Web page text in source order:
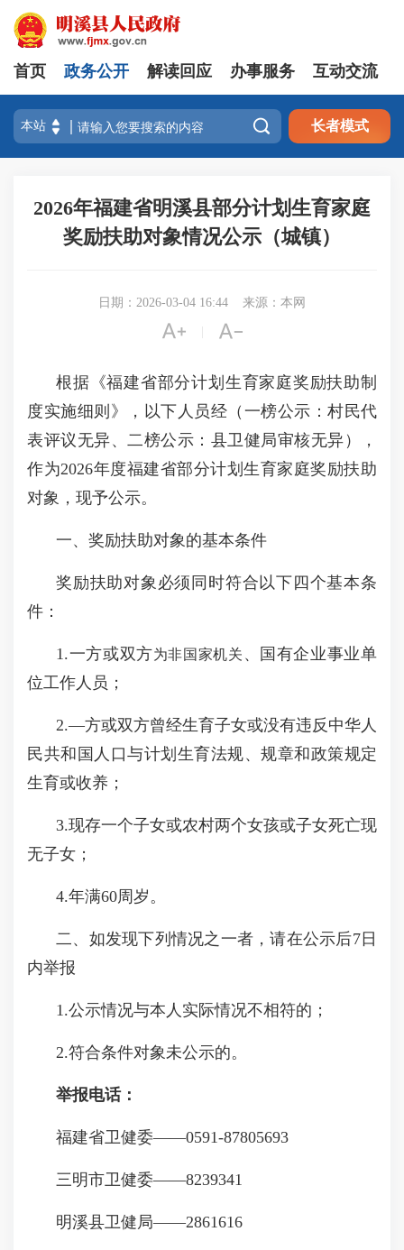
首页 政务公开 解读回应 办事服务 互动交流
 长者模式
2026年福建省明溪县部分计划生育家庭
奖励扶助对象情况公示（城镇）
日期：2026-03-04 16:44 来源：本网
 
根据《福建省部分计划生育家庭奖励扶助制
度实施细则》，以下人员经（一榜公示：村民代
表评议无异、二榜公示：县卫健局审核无异），
作为2026年度福建省部分计划生育家庭奖励扶助
对象，现予公示。
一、奖励扶助对象的基本条件
奖励扶助对象必须同时符合以下四个基本条
件：
1.一方或双方为非国家机关 、国有企业事业单
位工作人员；
2.—方或双方曾经生育子女或没有违反中华人
民共和国人口与计划生育法规、规章和政策规定
生育或收养；
3.现存一个子女或农村两个女孩或子女死亡现
无子女；
4.年满60周岁。
二、如发现下列情况之一者，请在公示后7日
内举报
1.公示情况与本人实际情况不相符的；
2.符合条件对象未公示的。
举报电话：
福建省卫健委——0591-87805693
三明市卫健委——8239341
明溪县卫健局——2861616